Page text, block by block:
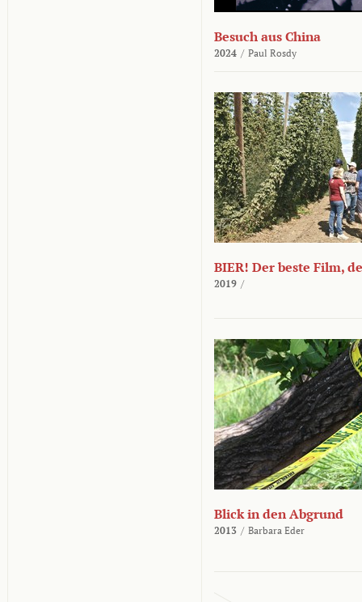
Besuch aus China
2024 / Paul Rosdy
BIER! Der beste Film,
2019 /
Blick in den Abgrund
2013 / Barbara Eder